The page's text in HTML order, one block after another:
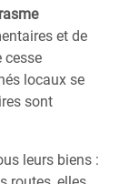
et de
cesse
locaux se
sont
leurs biens :